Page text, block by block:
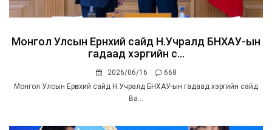
Монгол Улсын Ерөнхий сайд Н.Учралд БНХАУ-ын
гадаад хэргийн с...
2026/06/16
668
Монгол Улсын Ерөнхий сайд Н.Учралд БНХАУ-ын гадаад хэргийн сайд
Ва...